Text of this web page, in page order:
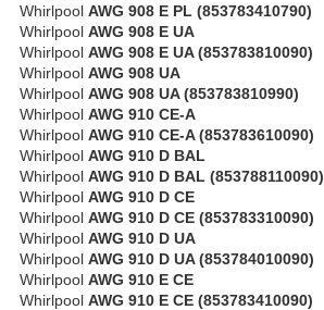
Whirlpool AWG 908 E PL (853783410790)
Whirlpool AWG 908 E UA
Whirlpool AWG 908 E UA (853783810090)
Whirlpool AWG 908 UA
Whirlpool AWG 908 UA (853783810990)
Whirlpool AWG 910 CE-A
Whirlpool AWG 910 CE-A (853783610090)
Whirlpool AWG 910 D BAL
Whirlpool AWG 910 D BAL (853788110090)
Whirlpool AWG 910 D CE
Whirlpool AWG 910 D CE (853783310090)
Whirlpool AWG 910 D UA
Whirlpool AWG 910 D UA (853784010090)
Whirlpool AWG 910 E CE
Whirlpool AWG 910 E CE (853783410090)